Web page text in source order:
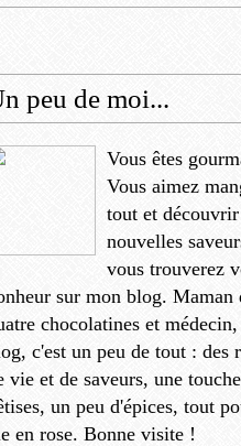
peu de moi...
Vous êtes
Vous aimez
tout et
nouvelles
vous trouverez
sur mon blog. Maman
chocolatines et
c'est un peu de tout : des
vie et de saveurs, une
un peu d'épices, tout
en rose. Bonne visite !